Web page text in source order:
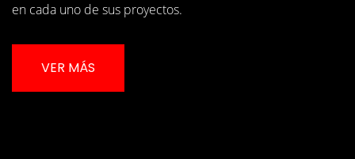
en cada uno de sus proyectos.
VER MÁS